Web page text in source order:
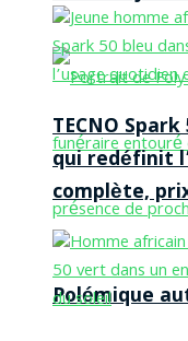
Polémique
TECNO
qui redéfinit
complète,